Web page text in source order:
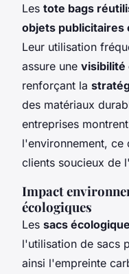
Les tote bags
objets publicitaires
Leur utilisation
assure une visibilité
renforçant la
des matériaux
entreprises
l'environnement, ce
clients soucieux de
Impact
écologiques
Les sacs
l'utilisation de sacs
ainsi l'empreinte